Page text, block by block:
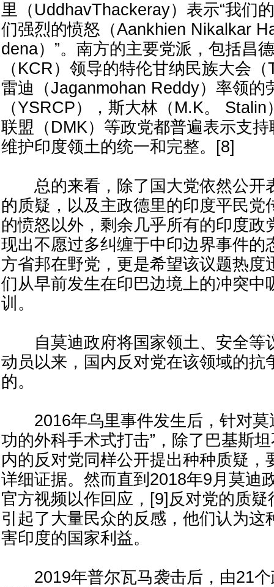
里（UddhavThackeray）表示“我们
们强烈的愤怒（Aankhien Nikalkar
dena）”。南方的主要党派，包括昌
（KCR）领导的特伦甘纳民族大会
雷迪（Jaganmohan Reddy）率领的
（YSRCP），斯大林（M.K。
联盟（DMK）等政党都普遍表示支
维护印度领土的统一和完整。[8]
总的来看，除了国大党依然公开
的质疑，以及主政德里的印度平民党
的愤怒以外，剩余几乎所有的印度政
现出不愿过多纠缠于中印边界事件的
方省邦在野党，更是希望该议题热度
们从早前发生在印巴边境上的冲突中
训。
自莫迪政府将国家领土、安全等
动员以来，国内反对党在该领域的抗
的。
2016年乌里事件发生后，针对莫
功的外科手术式打击”，除了巴基斯
内的反对党同样公开提出种种质疑，
详细证据。然而直到2018年9月莫迪
官方视频以作回应，[9]反对党的质
引起了大量民众的反感，他们认为这
害印度的国家利益。
2019年普尔瓦马袭击后，由21个